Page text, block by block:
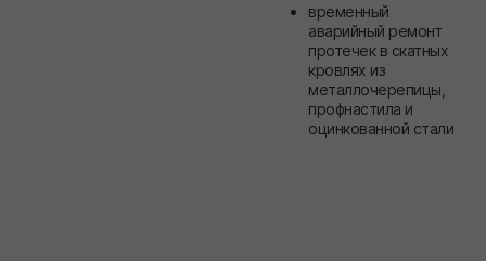
временный
аварийный ремонт
протечек в скатных
кровлях из
металлочерепицы,
профнастила и
оцинкованной стали